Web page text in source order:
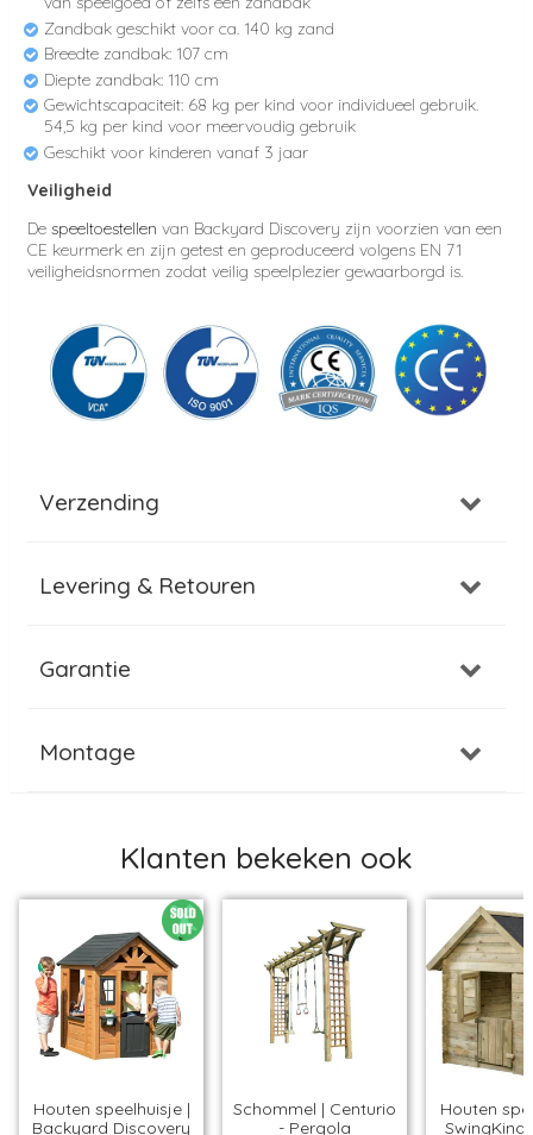
Zandbak geschikt voor ca. 140 kg zand
Breedte zandbak: 107 cm
Diepte zandbak: 110 cm
Gewichtscapaciteit: 68 kg per kind voor individueel gebruik.
54,5 kg per kind voor meervoudig gebruik
Geschikt voor kinderen vanaf 3 jaar
Veiligheid
De speeltoestellen van Backyard Discovery zijn voorzien van een
CE keurmerk en zijn getest en geproduceerd volgens EN 71
veiligheidsnormen zodat veilig speelplezier gewaarborgd is.
Verzending
Levering & Retouren
Garantie
Montage
Klanten bekeken ook
Houten speelhuisje |
Backyard Discovery
Schommel | Centurio
- Pergola
Houten
SwingKing